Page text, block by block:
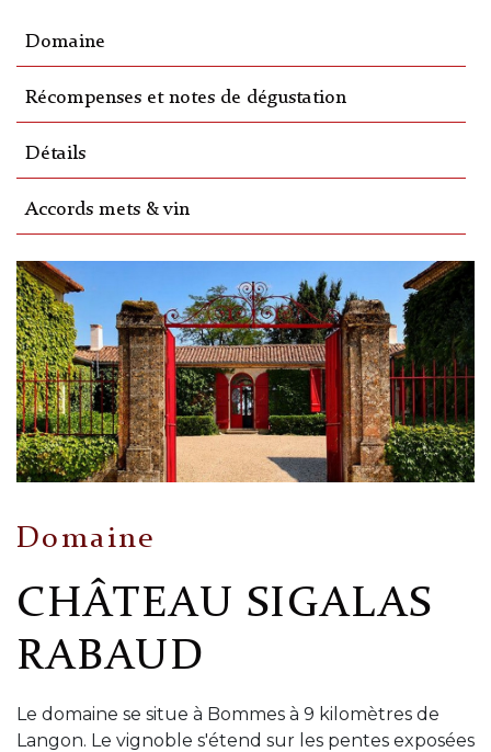
Domaine
Récompenses et notes de dégustation
Détails
Accords mets & vin
Domaine
CHÂTEAU SIGALAS
RABAUD
Le domaine se situe à Bommes à 9 kilomètres de
Langon. Le vignoble s'étend sur les pentes exposées